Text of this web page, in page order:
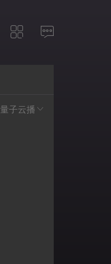
量子云播